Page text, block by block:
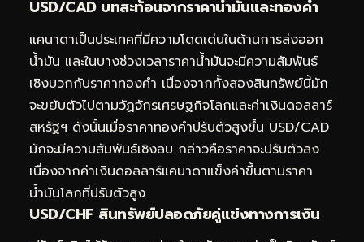
USD/CAD บทสะท้อนจากราคาน้ำมันและทองคำ
แคนาดาเป็นประเทศที่มีความโดดเด่นในด้านการส่งออก
น้ำมัน และในบางช่วงเวลาราคาน้ำมันจะมีความสัมพันธ์
เชิงบวกกับราคาทองคำ เนื่องจากทั้งสองสินทรัพย์นี้มัก
จะขยับตัวไปตามวัฏจักรเศรษฐกิจโลกและค่าเงินดอลลาร์
สหรัฐฯ ดังนั้นเมื่อราคาทองคำปรับตัวสูงขึ้น USD/CAD
มักจะมีความสัมพันธ์เชิงลบ กล่าวคือราคาจะปรับตัวลง
เนื่องจากค่าเงินดอลลาร์แคนาดาแข็งค่าขึ้นตามราคา
น้ำมันโลกที่ปรับตัวสูง
USD/CHF สินทรัพย์ปลอดภัยคู่แข่งทางการเงิน